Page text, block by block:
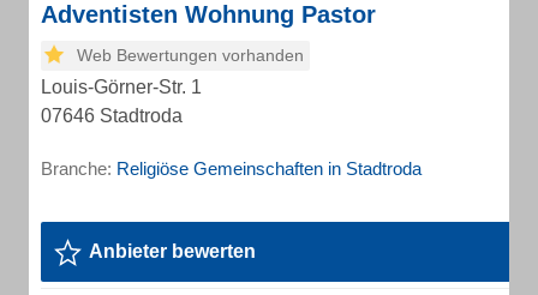
Adventisten Wohnung Pastor
Web Bewertungen vorhanden
Louis-Görner-Str. 1
07646 Stadtroda
Branche: Religiöse Gemeinschaften in Stadtroda
Anbieter bewerten